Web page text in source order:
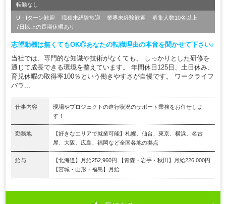
転勤なし
U・Iターン歓迎 職種未経験歓迎 業界未経験歓迎
募集人数10名以上
7日以上の長期休暇あり
志望動機は無くてもOK◎あなたの転職理由の本音を聞かせて下さい♪
当社では、専門的な知識や技術がなくても、 しっかりとした研修を
通じて成長できる環境を整えています。 年間休日125日、土日休み、
育児休暇の取得率100％という働きやすさが自慢です。 ワークライフ
バラ...
仕事内容
現場やプロジェクトの進行状況のサポート業務をお任せしま
す！
勤務地
【好きなエリアで就業可能】札幌、仙台、東京、横浜、名古
屋、大阪、広島、福岡など全国各地の拠点
給与
【北海道】月給252,960円 【青森・岩手・秋田】月給226,000円
【宮城・山形・福島】月給...